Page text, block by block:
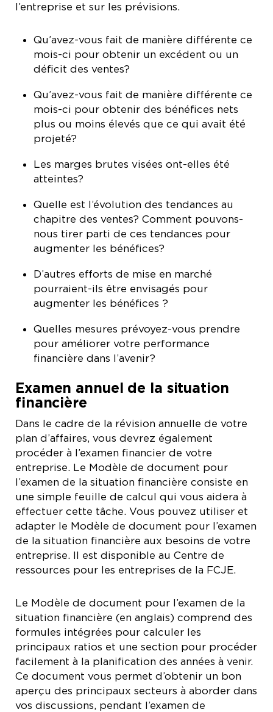
l’entreprise et sur les prévisions.
Qu’avez-vous fait de manière différente ce
mois-ci pour obtenir un excédent ou un
déficit des ventes?
Qu’avez-vous fait de manière différente ce
mois-ci pour obtenir des bénéfices nets
plus ou moins élevés que ce qui avait été
projeté?
Les marges brutes visées ont-elles été
atteintes?
Quelle est l’évolution des tendances au
chapitre des ventes? Comment pouvons-
nous tirer parti de ces tendances pour
augmenter les bénéfices?
D’autres efforts de mise en marché
pourraient-ils être envisagés pour
augmenter les bénéfices ?
Quelles mesures prévoyez-vous prendre
pour améliorer votre performance
financière dans l’avenir?
Examen annuel de la situation
financière
Dans le cadre de la révision annuelle de votre
plan d’affaires, vous devrez également
procéder à l’examen financier de votre
entreprise. Le Modèle de document pour
l’examen de la situation financière consiste en
une simple feuille de calcul qui vous aidera à
effectuer cette tâche. Vous pouvez utiliser et
adapter le Modèle de document pour l’examen
de la situation financière aux besoins de votre
entreprise. Il est disponible au Centre de
ressources pour les entreprises de la FCJE.
Le Modèle de document pour l’examen de la
situation financière (en anglais) comprend des
formules intégrées pour calculer les
principaux ratios et une section pour procéder
facilement à la planification des années à venir.
Ce document vous permet d’obtenir un bon
aperçu des principaux secteurs à aborder dans
vos discussions, pendant l’examen de